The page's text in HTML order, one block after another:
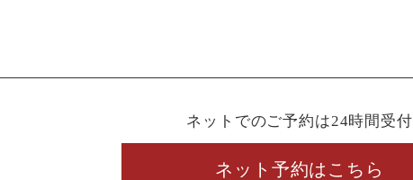
ネットでのご予約は24時間受付
ネット予約はこちら